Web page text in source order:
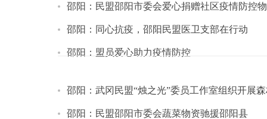
邵阳：民盟邵阳市委会爱心捐赠社区疫情防控
邵阳：同心抗疫，邵阳民盟医卫支部在行动
邵阳：盟员爱心助力疫情防控
邵阳：武冈民盟“烛之光”委员工作室组织开展
邵阳：民盟邵阳市委会蔬菜物资驰援邵阳县